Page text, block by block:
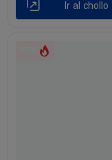
Ir al chollo